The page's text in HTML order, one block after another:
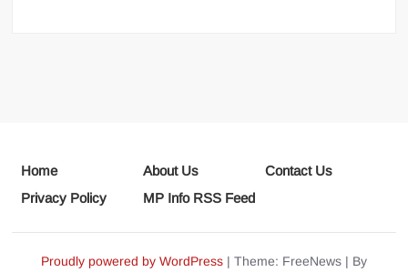
Home About Us
Contact Us
Privacy Policy
MP Info RSS Feed
Proudly powered by WordPress | Theme: FreeNews | By